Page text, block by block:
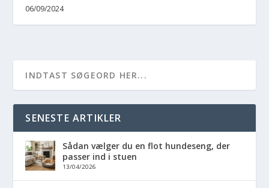
06/09/2024
SENESTE ARTIKLER
Sådan vælger du en flot hundeseng, der
passer ind i stuen
13/04/2026